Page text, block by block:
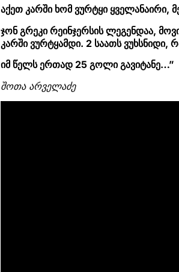
აქეთ კარში ხომ ვურტყი ყველანაირი,
ჯონ გრეკი რეინჯერსის ლეგენდაა,
კარში ვურტყამდი. 2 საათს ვუხსნიდი,
იმ წელს ერთად 25 გოლი გავიტანე…”
შოთა არველაძე